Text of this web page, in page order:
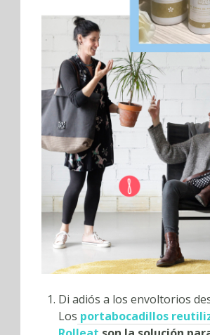
Di adiós a los envoltorios
Los portabocadillos